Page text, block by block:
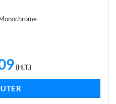
Le
prix
actuel
est :
€809,09.
(H.T.)
PANIER